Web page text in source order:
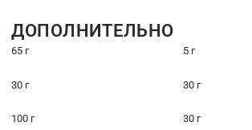
ДОПОЛНИТЕЛЬНО
65 г 5 г
30 г 30 г
100 г 30 г